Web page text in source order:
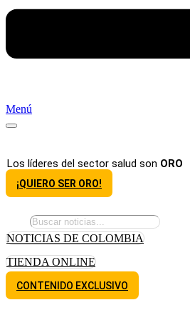
Menú
Los líderes del sector salud son ORO
¡QUIERO SER ORO!
NOTICIAS DE COLOMBIA
TIENDA ONLINE
CONTENIDO EXCLUSIVO